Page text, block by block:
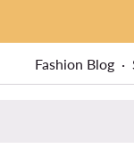
Fashion Blog